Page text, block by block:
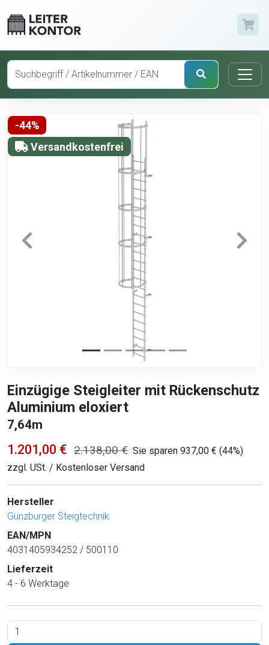
-44%
Versandkostenfrei
Einzügige Steigleiter mit Rückenschutz
Aluminium eloxiert
7,64m
1.201,00 € 2.138,00 € Sie sparen 937,00 € (44%)
zzgl. USt. / Kostenloser Versand
Hersteller
Günzburger Steigtechnik
EAN/MPN
4031405934252 / 500110
Lieferzeit
4 - 6 Werktage